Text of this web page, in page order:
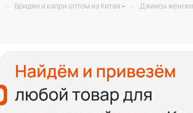
— Бриджи и капри оптом из Китая —
Джинсы